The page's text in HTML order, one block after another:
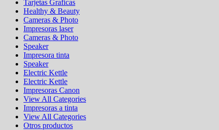
Tarjetas Graficas
Healthy & Beauty
Cameras & Photo
Impresoras laser
Cameras & Photo
Speaker
Impresora tinta
Speaker
Electric Kettle
Electric Kettle
Impresoras Canon
View All Categories
Impresoras a tinta
View All Categories
Otros productos